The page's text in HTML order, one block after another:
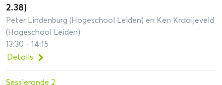
2.38)
Peter Lindenburg (Hogeschool Leiden) en Ken Kraaijeveld
(Hogeschool Leiden)
13:30 - 14:15
Details
Sessieronde 2